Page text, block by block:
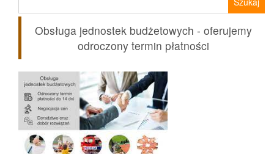
Obsługa jednostek budżetowych - oferujemy
odroczony termin płatności